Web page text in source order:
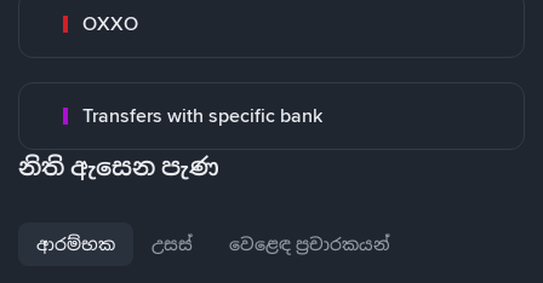
OXXO
Transfers with specific bank
නිති ඇසෙන පැණ
ආරම්භක උසස් වෙළෙඳ ප්‍රචාරකයන්